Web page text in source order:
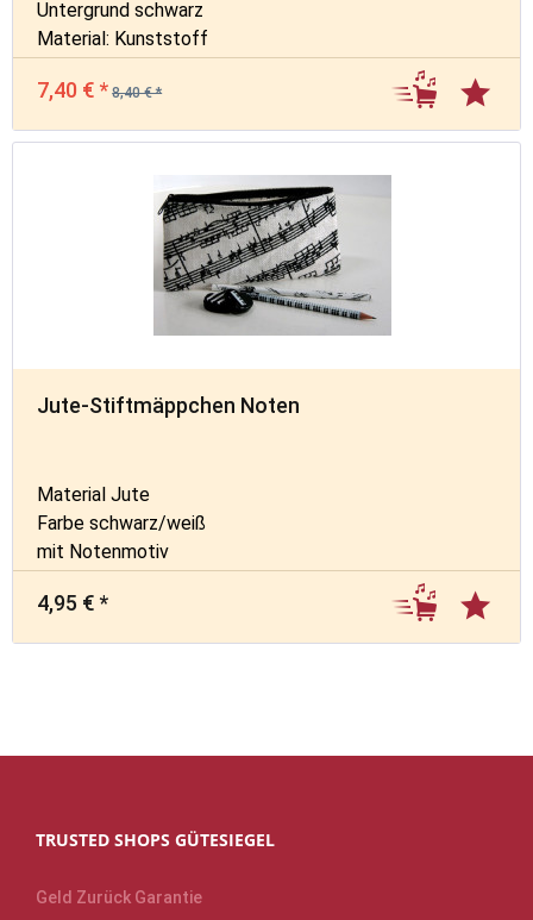
Untergrund schwarz
Material: Kunststoff
7,40 € * 8,40 € *
Jute-Stiftmäppchen Noten
Material Jute
Farbe schwarz/weiß
mit Notenmotiv
4,95 € *
TRUSTED SHOPS GÜTESIEGEL
Geld Zurück Garantie